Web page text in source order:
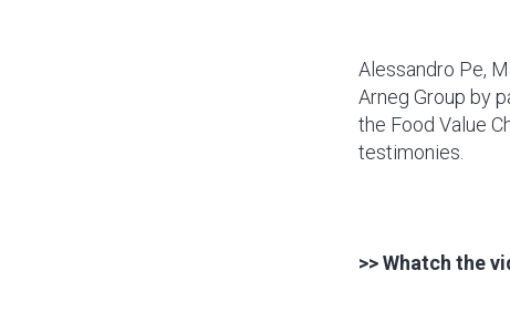
Alessandro Pe,
Arneg Group by
the Food Value
testimonies.
>> Whatch the